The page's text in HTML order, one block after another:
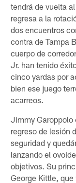
tendrá de vuelta
regresa a la
dos encuentros
contra de Tampa
cuerpo de
Jr. han tenido
cinco yardas por
bien ese juego
acarreos.
Jimmy Garoppolo
regreso de lesión
seguridad y
lanzando el
objetivos. Su
George Kittle,